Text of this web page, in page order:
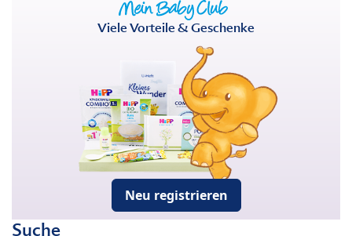
Viele Vorteile & Geschenke
Neu registrieren
Suche